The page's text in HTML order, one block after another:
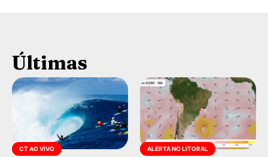
Últimas
CT AO VIVO ALERTA NO LITORAL